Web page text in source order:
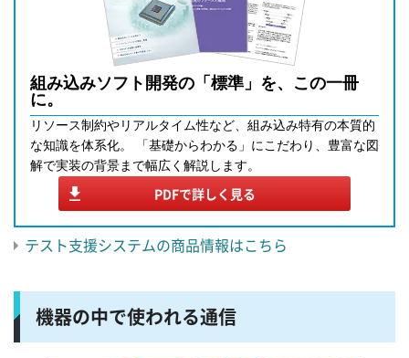
組み込みソフト開発の「標準」を、この一冊
に。
リソース制約やリアルタイム性など、組み込み特有の本質的
な知識を体系化。 「基礎からわかる」にこだわり、豊富な図
解で実装の背景まで幅広く解説します。
PDFで詳しく見る
テスト支援システムの商品情報はこちら
機器の中で使われる通信